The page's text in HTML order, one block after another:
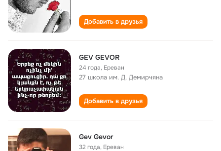
Добавить в друзья
GEV GEVOR
24 года, Ереван
27 школа им. Д. Демирчяна
Добавить в друзья
Gev Gevor
32 года, Ереван